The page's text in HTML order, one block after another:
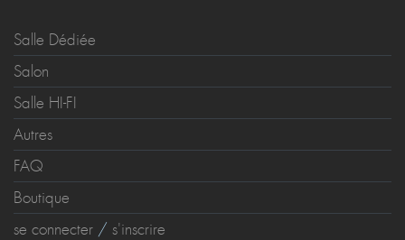
Salle Dédiée
Salon
Salle HI-FI
Autres
FAQ
Boutique
se connecter / s'inscrire